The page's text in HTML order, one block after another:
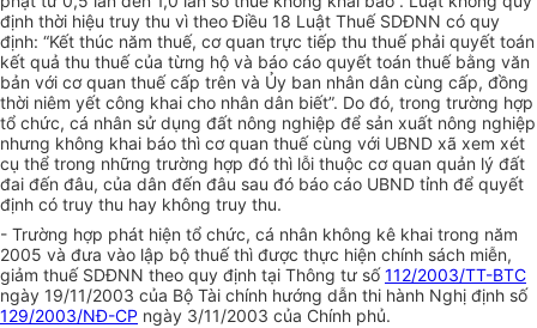
định thời hiệu truy thu vì theo Điều 18 Luật Thuế SDĐNN có quy
định: “Kết thúc năm thuế, cơ quan trực tiếp thu thuế phải quyết toán
kết quả thu thuế của từng hộ và báo cáo quyết toán thuế bằng văn
bản với cơ quan thuế cấp trên và Ủy ban nhân dân cùng cấp, đồng
thời niêm yết công khai cho nhân dân biết”. Do đó, trong trường hợp
tổ chức, cá nhân sử dụng đất nông nghiệp để sản xuất nông nghiệp
nhưng không khai báo thì cơ quan thuế cùng với UBND xã xem xét
cụ thể trong những trường hợp đó thì lỗi thuộc cơ quan quản lý đất
đai đến đâu, của dân đến đâu sau đó báo cáo UBND tỉnh để quyết
định có truy thu hay không truy thu.
- Trường hợp phát hiện tổ chức, cá nhân không kê khai trong năm
2005 và đưa vào lập bộ thuế thì được thực hiện chính sách miễn,
giảm thuế SDĐNN theo quy định tại Thông tư số112/2003/TT-BTC
ngày 19/11/2003 của Bộ Tài chính hướng dẫn thi hành Nghị định số
129/2003/NĐ-CP ngày 3/11/2003 của Chính phủ.